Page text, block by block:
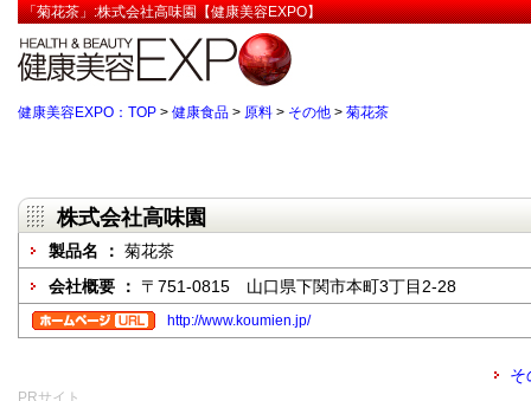
「菊花茶」:株式会社高味園【健康美容EXPO】
健康美容EXPO：TOP > 健康食品 > 原料 > その他 > 菊花茶
株式会社高味園
製品名 ： 菊花茶
会社概要 ： 〒751-0815 山口県下関市本町3丁目2-28
http://www.koumien.jp/
そ
PRサイト